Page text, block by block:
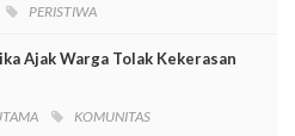
PERISTIWA
Ajak Warga Tolak Kekerasan
KOMUNITAS